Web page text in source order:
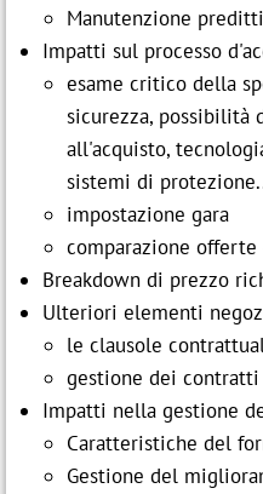
Manutenzione
Impatti sul processo
esame critico della
sicurezza, possibilità
all'acquisto,
sistemi di
impostazione gara
comparazione
Breakdown di prezzo
Ulteriori elementi
le clausole
gestione dei contratti
Impatti nella gestione
Caratteristiche del
Gestione del